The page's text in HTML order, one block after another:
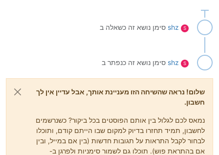
S
shz סימן נושא זה כשאלה ב
S
shz סימן נושא זה כנפתר ב
שלום! נראה שהשיחה הזו מעניינת אותך, אבל עדיין אין לך
חשבון.
נמאס לכם לגלול בין אותם הפוסטים בכל ביקור? כשנרשמים
לחשבון, תמיד תחזרו בדיוק למקום שבו הייתם קודם, ותוכלו
לבחור לקבל התראות על תגובות חדשות (בין אם במייל, ובין
אם בהתראת פוש). תוכלו גם לשמור סימניות ולפרגן ב-